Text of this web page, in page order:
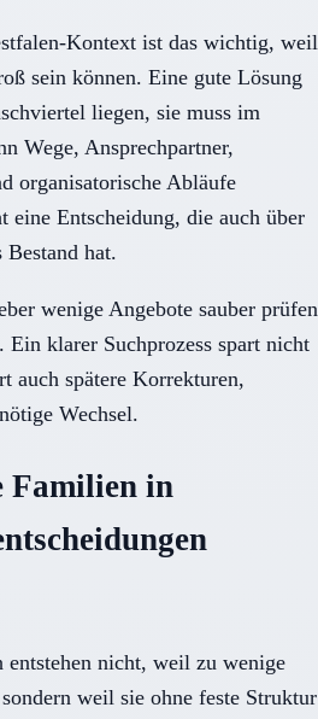
Kontext ist das wichtig, weil
sein können. Eine gute Lösung
liegen, sie muss im
Wege, Ansprechpartner,
organisatorische Abläufe
eine Entscheidung, die auch über
Bestand hat.
wenige Angebote sauber prüfen
klarer Suchprozess spart nicht
auch spätere Korrekturen,
Wechsel.
Familien in
entstehen nicht, weil zu wenige
weil sie ohne feste Struktur